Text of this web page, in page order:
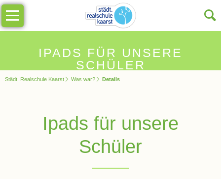
IPADS FÜR UNSERE
SCHÜLER
Navigation
überspringen
Unsere
Schule
Allgemeine
Impressionen
Städt. Realschule Kaarst Was war? Details
Ipads für unsere
Schüler